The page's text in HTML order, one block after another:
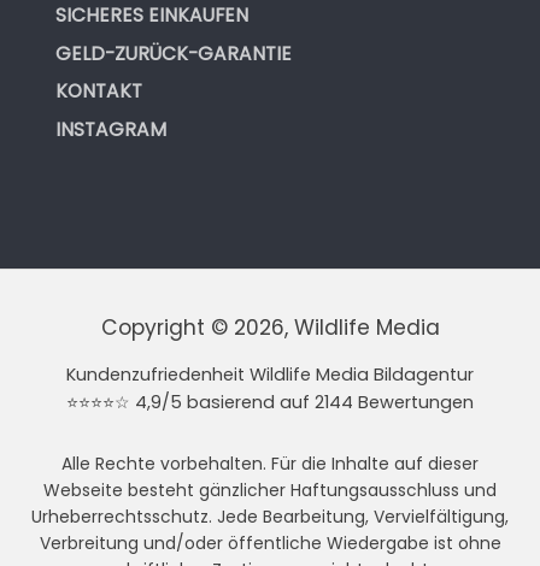
SICHERES EINKAUFEN
GELD-ZURÜCK-GARANTIE
KONTAKT
INSTAGRAM
Copyright © 2026, Wildlife Media
Kundenzufriedenheit Wildlife Media Bildagentur
⭐⭐⭐⭐☆ 4,9/5 basierend auf 2144 Bewertungen
Alle Rechte vorbehalten. Für die Inhalte auf dieser
Webseite besteht gänzlicher Haftungsausschluss und
Urheberrechtsschutz. Jede Bearbeitung, Vervielfältigung,
Verbreitung und/oder öffentliche Wiedergabe ist ohne